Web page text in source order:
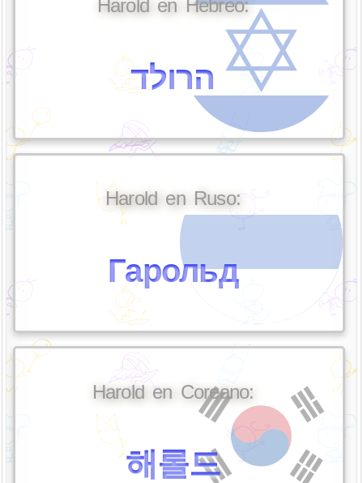
Harold en Hebreo:
הרולד
Harold en Ruso:
Гарольд
Harold en Coreano:
해롤드